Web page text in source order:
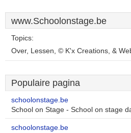
www.Schoolonstage.be
Topics:
Over, Lessen, © K'x Creations, &
Populaire pagina
schoolonstage.be
School on Stage - School on stage
schoolonstage.be